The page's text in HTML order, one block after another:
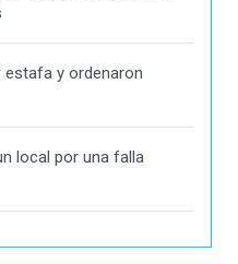
y ordenaron
local por una falla